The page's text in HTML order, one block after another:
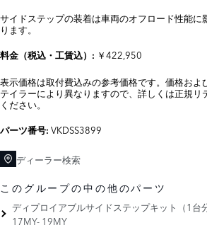
サイドステップの装着は車両のオフロード性能に
ります。
料金（税込・工賃込）: ￥422,950
表示価格は取付費込みの参考価格です。価格およ
テイラーにより異なりますので、詳しくは正規リ
ください。
パーツ番号: VKDSS3899
ディーラー検索
このグループの中の他のパーツ
ディプロイアブルサイドステップキット（1台分
17MY- 19MY